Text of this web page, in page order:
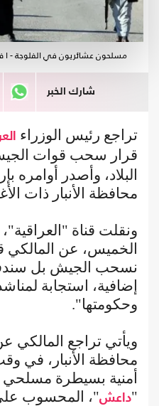
مسلحون عشائريون في الفلوجة -
شارك الخبر
تراجع رئيس الوزراء
قرار سحب قوات
البلاد، وأصدر أوامره
محافظة الأنبار ذات
ونقلت قناة
الخميس، عن المالكي
نسحب الجيش بل
إضافية، استجابة
وحكومتها".
ويأتي تراجع
محافظة الأنبار، في
أمنية بسيطرة مسلحي
"داعش"، المحسوب